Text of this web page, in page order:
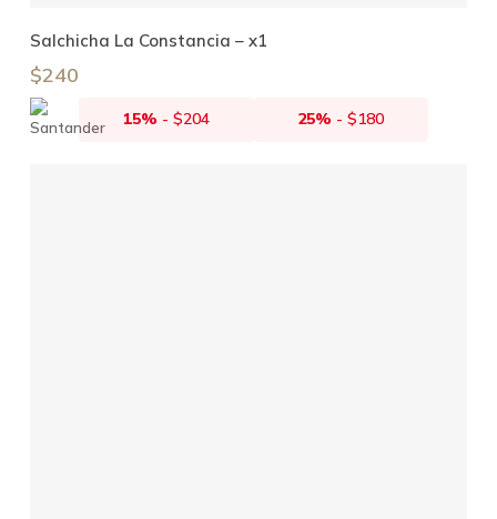
Añadir Al Carrito
Salchicha La Constancia – x1
$240
15% - $204 25% -$180